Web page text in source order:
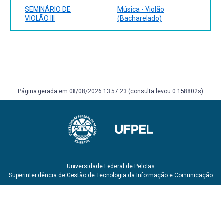
Brasília: MusiMed, 1984
BRITTO, Jomard Muniz de. Do modernismo a bossa nova.
Rio de Janeiro: Civilização Brasileira, 1966. 138 p.
SEMINÁRIO DE
VIOLÃO III
Música - Violão
(Bacharelado)
Página gerada em 08/08/2026 13:57:23 (consulta levou 0.158802s)
Universidade Federal de Pelotas
Superintendência de Gestão de Tecnologia da Informação e Comunicação